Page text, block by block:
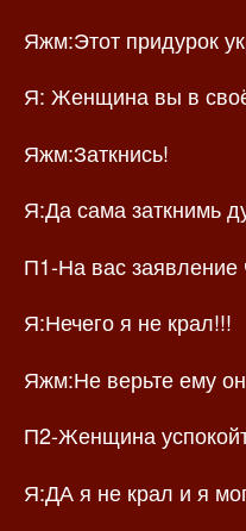
Яжм:Этот придурок
Я: Женщина вы в
Яжм:Заткнись!
Я:Да сама заткнимь
П1-На вас
Я:Нечего я не крал!!!
Яжм:Не верьте ему
П2-Женщина
Я:ДА я не крал и я